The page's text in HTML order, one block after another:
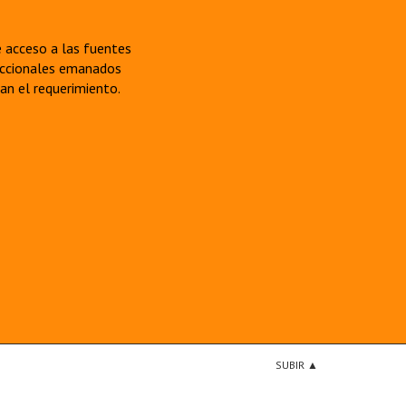
acceso a las fuentes
emanados
el requerimiento.
SUBIR ▲